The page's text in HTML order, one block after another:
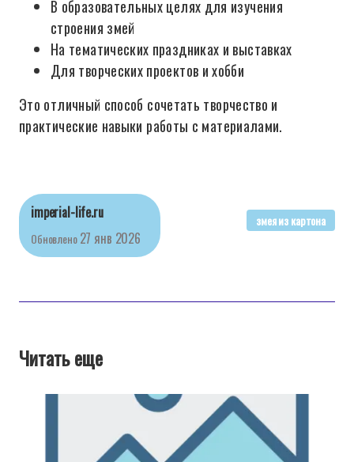
В образовательных целях для изучения
строения змей
На тематических праздниках и выставках
Для творческих проектов и хобби
Это отличный способ сочетать творчество и
практические навыки работы с материалами.
imperial-life.ru
Обновлено 27 янв 2026
змея из картона
Читать еще